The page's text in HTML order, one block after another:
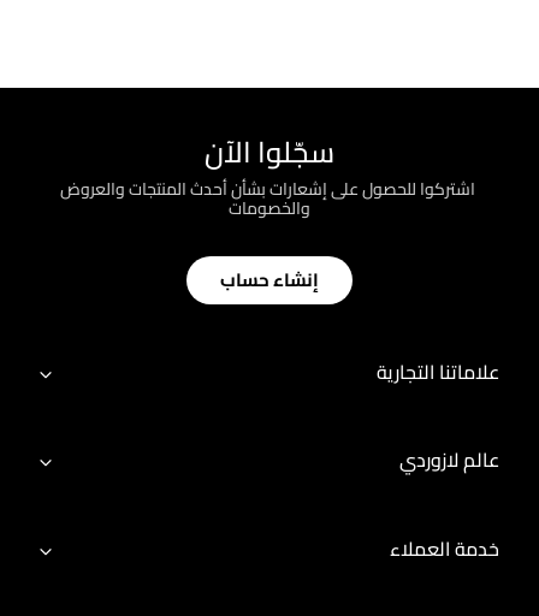
سجّلوا الآن
؜ اشتركوا للحصول على إشعارات بشأن أحدث المنتجات والعروض
والخصومات
إنشاء حساب
علاماتنا التجارية
عالم لازوردي
خدمة العملاء